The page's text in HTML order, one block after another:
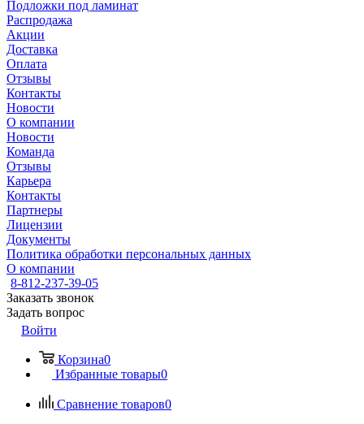
Подложки под ламинат
Распродажа
Акции
Доставка
Оплата
Отзывы
Контакты
Новости
О компании
Новости
Команда
Отзывы
Карьера
Контакты
Партнеры
Лицензии
Документы
Политика обработки персональных данных
О компании
8-812-237-39-05
Заказать звонок
Задать вопрос
Войти
Корзина0
Избранные товары0
Сравнение товаров0